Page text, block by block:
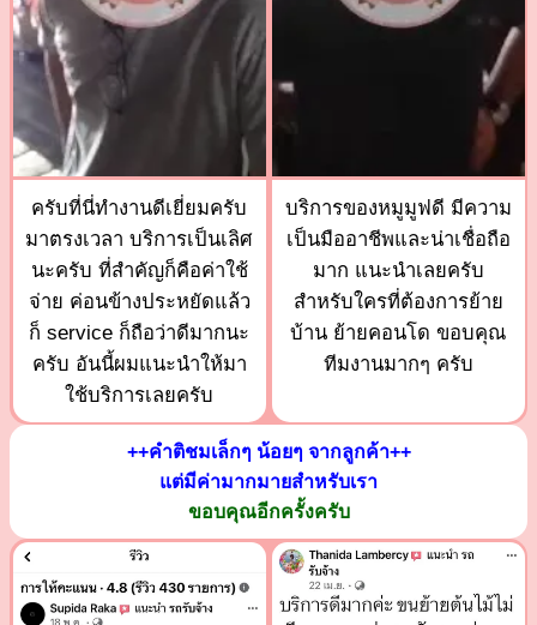
ครับที่นี่ทำงานดีเยี่ยมครับ
มาตรงเวลา บริการเป็นเลิศ
นะครับ ที่สำคัญก็คือค่าใช้
จ่าย ค่อนข้างประหยัดแล้ว
ก็ service ก็ถือว่าดีมากนะ
ครับ อันนี้ผมแนะนำให้มา
ใช้บริการเลยครับ
บริการของหมูมูฟดี มีความ
เป็นมืออาชีพและน่าเชื่อถือ
มาก แนะนำเลยครับ
สำหรับใครที่ต้องการย้าย
บ้าน ย้ายคอนโด ขอบคุณ
ทีมงานมากๆ ครับ
++คำติชมเล็กๆ น้อยๆ จากลูกค้า++
แต่มีค่ามากมายสำหรับเรา
ขอบคุณอีกครั้งครับ